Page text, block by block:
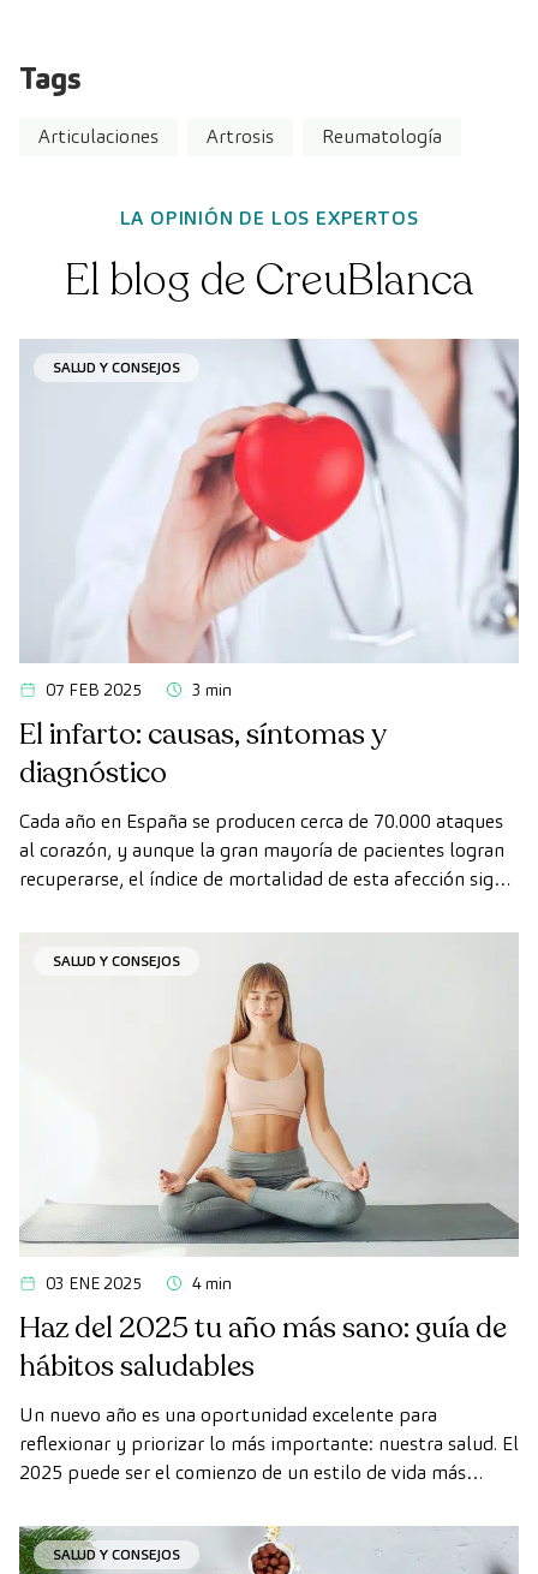
Tags
Articulaciones Artrosis Reumatología
LA OPINIÓN DE LOS EXPERTOS
El blog de CreuBlanca
SALUD Y CONSEJOS
07 FEB 2025 3 min
El infarto: causas, síntomas y
diagnóstico
Cada año en España se producen cerca de 70.000 ataques
al corazón, y aunque la gran mayoría de pacientes logran
recuperarse, el índice de mortalidad de esta afección sigue
SALUD Y CONSEJOS
03 ENE 2025 4 min
Haz del 2025 tu año más sano: guía de
hábitos saludables
Un nuevo año es una oportunidad excelente para
reflexionar y priorizar lo más importante: nuestra salud. El
2025 puede ser el comienzo de un estilo de vida más
diarios sumen grandes beneficios para tu bienestar físico y
mental.SALUD Y CONSEJOS